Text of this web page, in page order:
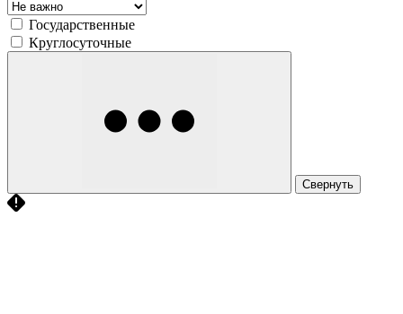
Государственные
Круглосуточные
Свернуть